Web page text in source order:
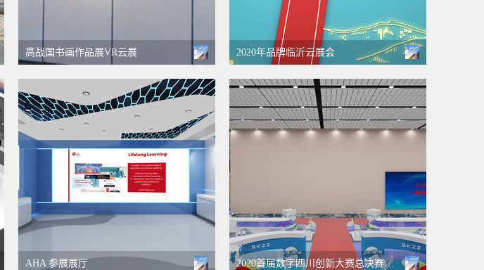
高战国书画作品展VR云展 2020年品牌临沂云展会
AHA 参展展厅 2020首届数字四川创新大赛总决赛暨四川省大数据峰会“云展厅”（筹）